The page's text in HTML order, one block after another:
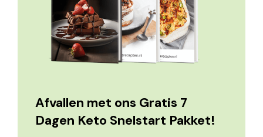
Afvallen met ons Gratis 7
Dagen Keto Snelstart Pakket!